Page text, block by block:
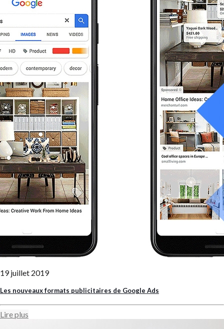
19 juillet 2019
Les nouveaux formats publicitaires de Google Ads
Lire plus